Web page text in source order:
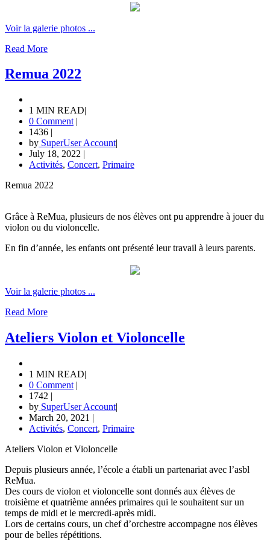
Voir la galerie photos ...
Read More
Remua 2022
1 MIN READ|
0 Comment |
1436 |
by SuperUser Account|
July 18, 2022 |
Activités, Concert, Primaire
Remua 2022
Grâce à ReMua, plusieurs de nos élèves ont pu apprendre à jouer du
violon ou du violoncelle.
En fin d’année, les enfants ont présenté leur travail à leurs parents.
Voir la galerie photos ...
Read More
Ateliers Violon et Violoncelle
1 MIN READ|
0 Comment |
1742 |
by SuperUser Account|
March 20, 2021 |
Activités, Concert, Primaire
Ateliers Violon et Violoncelle
Depuis plusieurs année, l’école a établi un partenariat avec l’asbl
ReMua.
Des cours de violon et violoncelle sont donnés aux élèves de
troisième et quatrième années primaires qui le souhaitent sur un
temps de midi et le mercredi-après midi.
Lors de certains cours, un chef d’orchestre accompagne nos élèves
pour de belles répétitions.